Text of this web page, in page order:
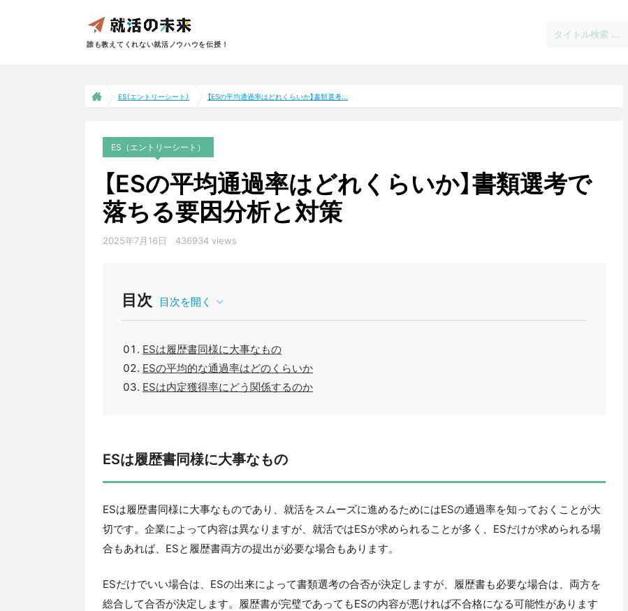
誰も教えてくれない就活ノウハウを伝授！
ES（エントリーシート） 【ESの平均通過率はどれくらいか】書類選考...
ES（エントリーシート）
【ESの平均通過率はどれくらいか】書類選考で
落ちる要因分析と対策
2025年7月16日 436934 views
目次 目次を開く
ESは履歴書同様に大事なもの
ESの平均的な通過率はどのくらいか
ESは内定獲得率にどう関係するのか
ESは履歴書同様に大事なもの
ESは履歴書同様に大事なものであり、就活をスムーズに進めるためにはESの通過率を知っておくことが大
切です。企業によって内容は異なりますが、就活ではESが求められることが多く、ESだけが求められる場
合もあれば、ESと履歴書両方の提出が必要な場合もあります。
ESだけでいい場合は、ESの出来によって書類選考の合否が決定しますが、履歴書も必要な場合は、両方を
総合して合否が決定します。履歴書が完璧であってもESの内容が悪ければ不合格になる可能性があります